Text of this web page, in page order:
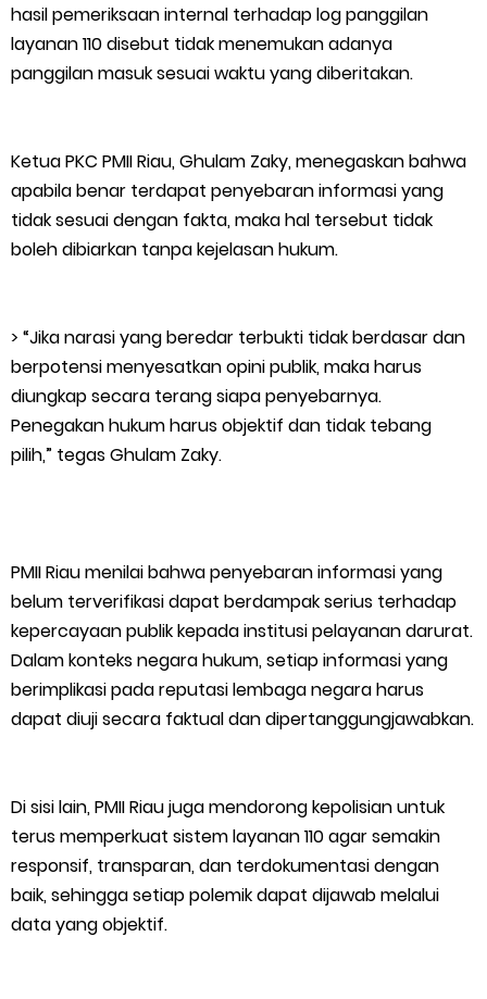
Kepulauan Meranti, Edukasi Anak TK Selamatkan Mangrove
dan Gambut
RSUD Selatpanjang
Polsek Sabak Auh Bersama UPTD Pertanian Siapkan Lahan
Kepulauan Meranti Sambut Kapolres Baru dan Tamu Melaka
dengan Tepung Tawar, Persaudaraan Serumpun Kian Erat
Polsek Kawasan Pelabuhan Tembilahan Perkuat Ketahanan
Resmi Terpilih Pimpin Lembaga Adat
Thursday, 6 August
hasil pemeriksaan internal terhadap log panggilan
layanan 110 disebut tidak menemukan adanya
panggilan masuk sesuai waktu yang diberitakan.
Ketua PKC PMII Riau, Ghulam Zaky, menegaskan bahwa
apabila benar terdapat penyebaran informasi yang
tidak sesuai dengan fakta, maka hal tersebut tidak
boleh dibiarkan tanpa kejelasan hukum.
> “Jika narasi yang beredar terbukti tidak berdasar dan
berpotensi menyesatkan opini publik, maka harus
diungkap secara terang siapa penyebarnya.
Penegakan hukum harus objektif dan tidak tebang
pilih,” tegas Ghulam Zaky.
PMII Riau menilai bahwa penyebaran informasi yang
belum terverifikasi dapat berdampak serius terhadap
kepercayaan publik kepada institusi pelayanan darurat.
Dalam konteks negara hukum, setiap informasi yang
berimplikasi pada reputasi lembaga negara harus
dapat diuji secara faktual dan dipertanggungjawabkan.
Di sisi lain, PMII Riau juga mendorong kepolisian untuk
terus memperkuat sistem layanan 110 agar semakin
responsif, transparan, dan terdokumentasi dengan
baik, sehingga setiap polemik dapat dijawab melalui
data yang objektif.